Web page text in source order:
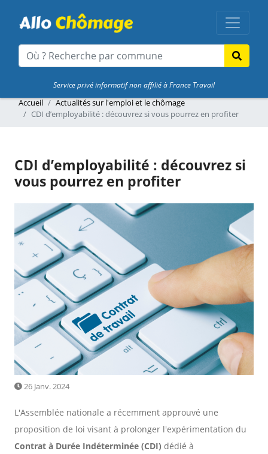
Service privé informatif non affilié à France Travail
Accueil
Actualités sur l'emploi et le chômage
CDI d’employabilité : découvrez si vous pourrez en profiter
CDI d’employabilité : découvrez si
vous pourrez en profiter
26 Janv. 2024
L'Assemblée nationale a récemment approuvé une
proposition de loi visant à prolonger l'expérimentation du
Contrat à Durée Indéterminée (CDI) dédié à